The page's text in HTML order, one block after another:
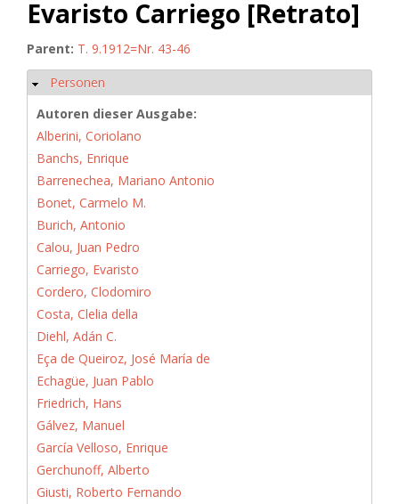
Evaristo Carriego [Retrato]
Parent: T. 9.1912=Nr. 43-46
Hide
Personen
Autoren dieser Ausgabe:
Alberini, Coriolano
Banchs, Enrique
Barrenechea, Mariano Antonio
Bonet, Carmelo M.
Burich, Antonio
Calou, Juan Pedro
Carriego, Evaristo
Cordero, Clodomiro
Costa, Clelia della
Diehl, Adán C.
Eça de Queiroz, José María de
Echagüe, Juan Pablo
Friedrich, Hans
Gálvez, Manuel
García Velloso, Enrique
Gerchunoff, Alberto
Giusti, Roberto Fernando